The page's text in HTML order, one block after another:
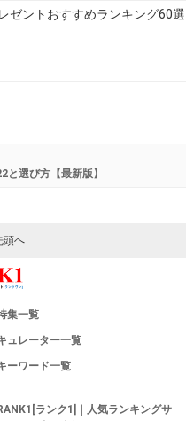
ゼントおすすめランキング60選
選び方【最新版】
頭へ
集一覧
ュレーター一覧
ーワード一覧
ランク1]｜人気ランキングサ